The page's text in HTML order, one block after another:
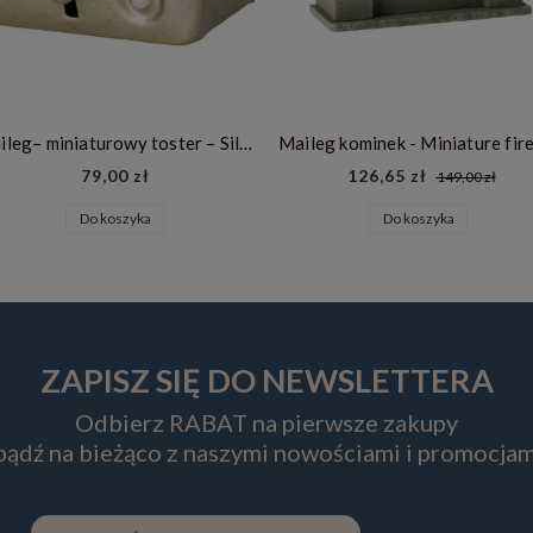
Maileg– miniaturowy toster – Silver
79,00 zł
Do koszyka
126,65 zł 149,00 zł
Do koszyka
ZAPISZ SIĘ DO NEWSLETTERA
Odbierz RABAT na pierwsze zakupy
na bieżąco z naszymi nowościami i